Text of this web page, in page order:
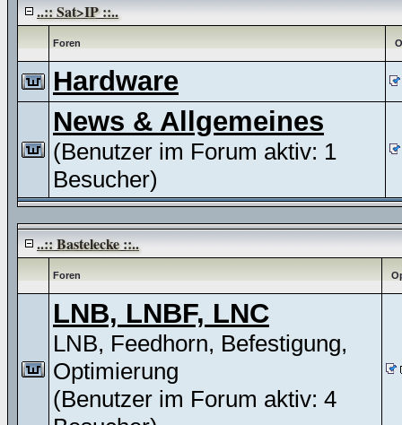
..:: Sat>IP ::..
Foren
Hardware
News & Allgemeines
(Benutzer im Forum aktiv: 1
Besucher)
..:: Bastelecke ::..
Foren
LNB, LNBF, LNC
LNB, Feedhorn, Befestigung,
Optimierung
(Benutzer im Forum aktiv: 4